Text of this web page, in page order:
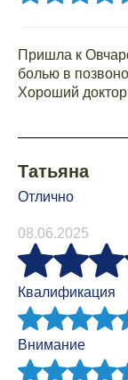
Пришла к
болью в
Хороший доктор
Татьяна
Отлично
08.06.2025
Квалификация
Внимание